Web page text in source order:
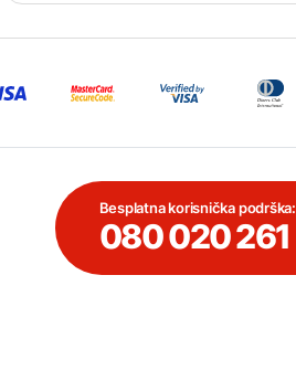
Besplatna korisnička podrška:
080 020 261